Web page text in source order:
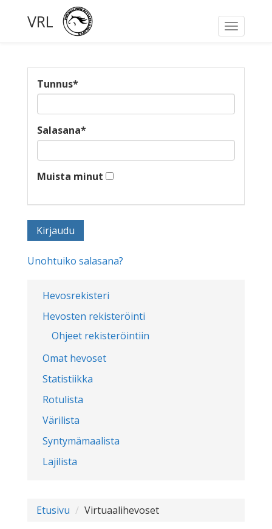
Toggle
VRL
Hevosrekisteri
Hevosten rekisteröinti
Ohjeet rekisteröintiin
Omat hevoset
Statistiikka
Rotulista
Värilista
Syntymämaalista
Lajilista
Tunnus*
Salasana*
Muista minut
Unohtuiko salasana?
Etusivu Virtuaalihevoset